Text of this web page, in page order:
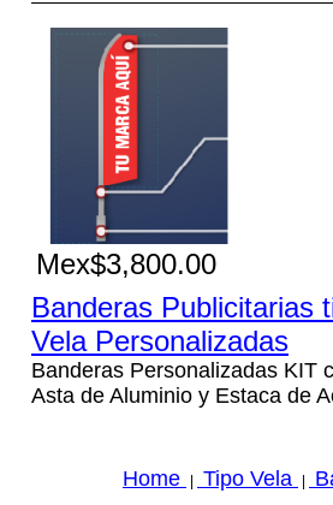
Mex$3,800.00
Banderas Publicitarias
Vela Personalizadas
Banderas Personalizadas KIT
Asta de Aluminio y Estaca de
Home Tipo Vela